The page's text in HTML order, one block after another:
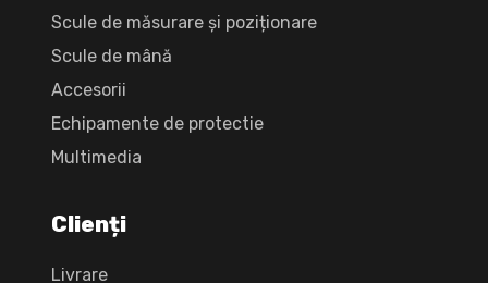
Scule de măsurare și poziționare
Scule de mână
Accesorii
Echipamente de protectie
Multimedia
Clienți
Livrare